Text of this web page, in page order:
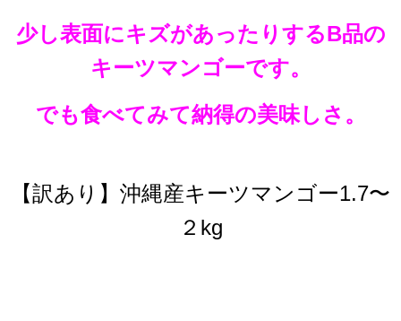
少し表面にキズがあったりするB品の
キーツマンゴーです。
でも食べてみて納得の美味しさ。
【訳あり】沖縄産キーツマンゴー1.7〜
２kg